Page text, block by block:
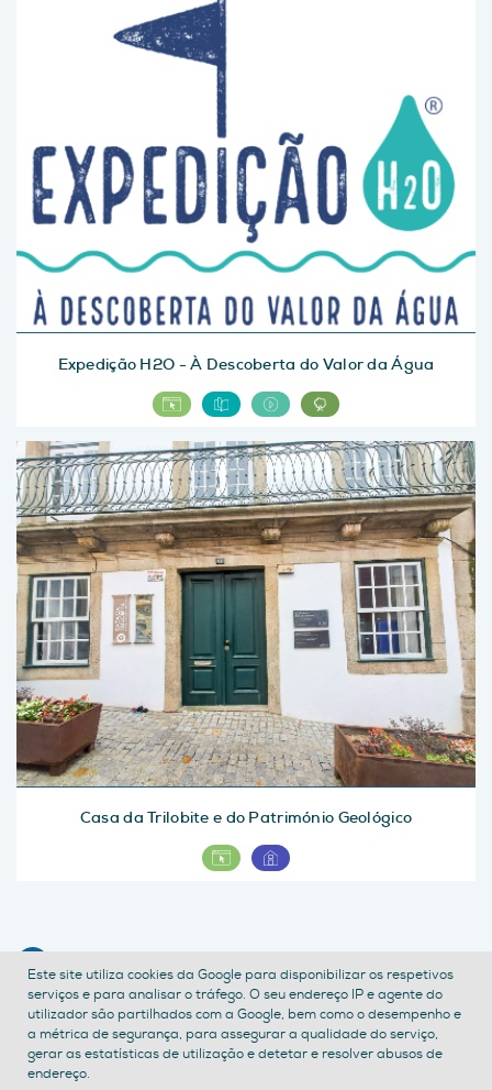
Expedição H2O - À Descoberta do Valor da Água
Casa da Trilobite e do Património Geológico
POLÍTICA DE PRIVACIDADETERMOS E CONDIÇÕES
ACESSIBILIDADE
Este site utiliza cookies da Google para disponibilizar os respetivos
serviços e para analisar o tráfego. O seu endereço IP e agente do
utilizador são partilhados com a Google, bem como o desempenho e
a métrica de segurança, para assegurar a qualidade do serviço,
gerar as estatísticas de utilização e detetar e resolver abusos de
endereço.